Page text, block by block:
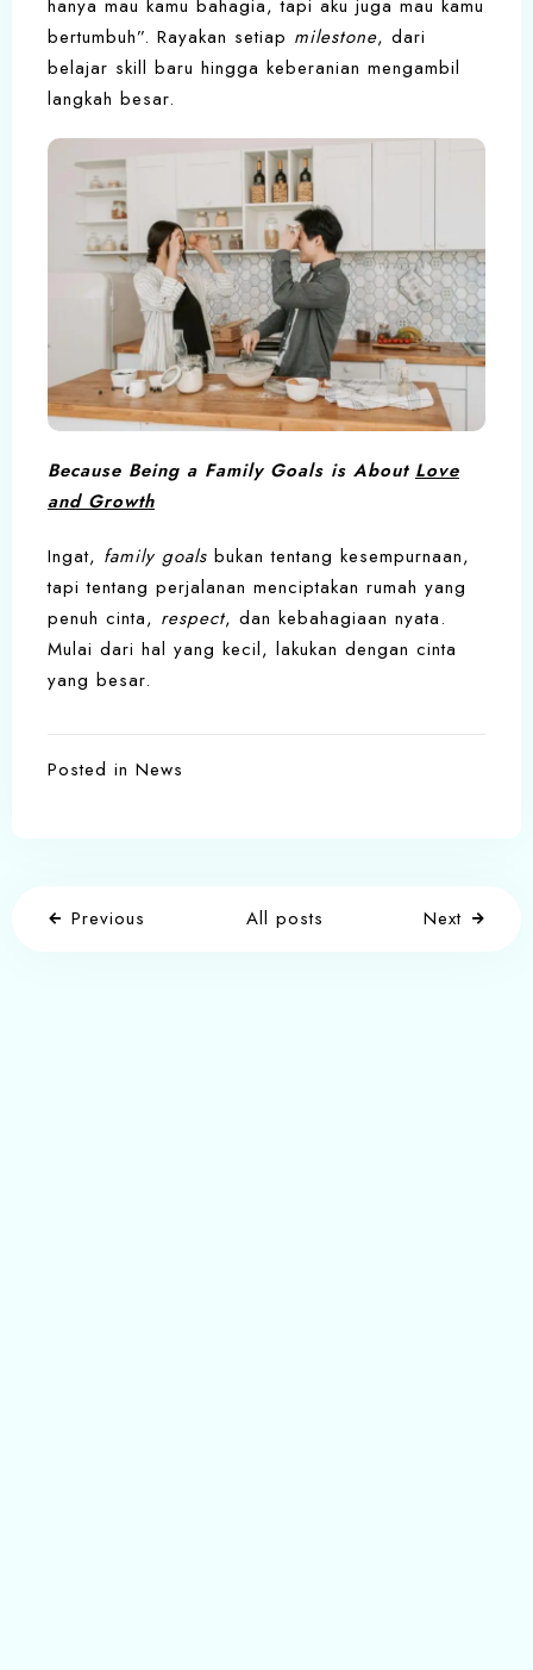
hanya mau kamu bahagia, tapi aku juga mau kamu
bertumbuh”. Rayakan setiap milestone, dari
belajar skill baru hingga keberanian mengambil
langkah besar.
Because Being a Family Goals is About Love
and Growth
Ingat, family goals bukan tentang kesempurnaan,
tapi tentang perjalanan menciptakan rumah yang
penuh cinta, respect, dan kebahagiaan nyata.
Mulai dari hal yang kecil, lakukan dengan cinta
yang besar.
Posted in News
Previous All posts Next